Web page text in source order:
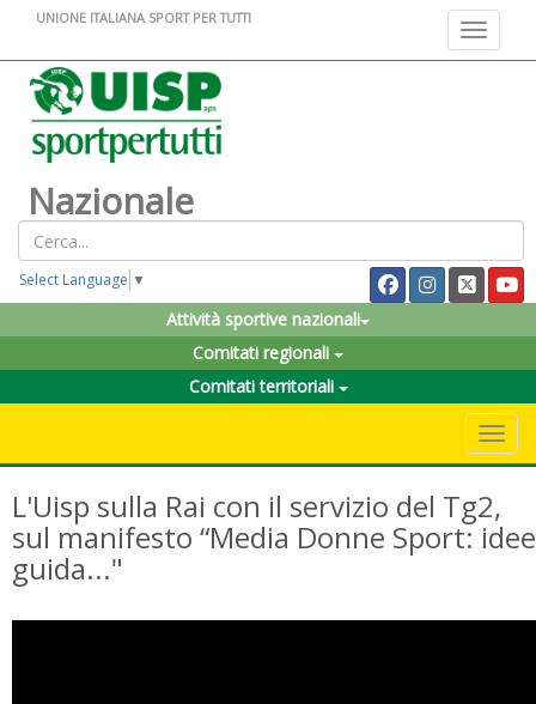
Toggle
UNIONE ITALIANA SPORT PER TUTTI
Nazionale
Select Language ▼
Attività sportive nazionali
Comitati regionali
Comitati territoriali
L'Uisp sulla Rai con il servizio del Tg2,
sul manifesto “Media Donne Sport: idee
guida..."